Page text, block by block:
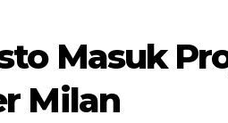
Masuk
Milan